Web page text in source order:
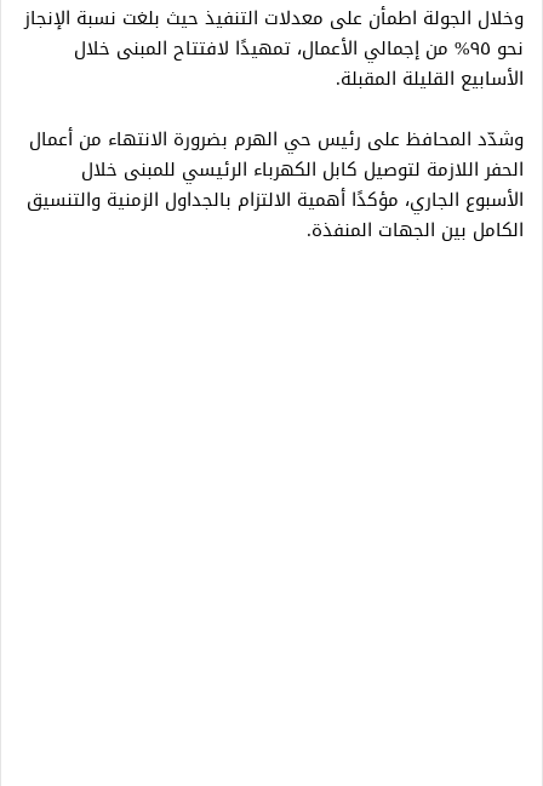
وخلال الجولة اطمأن على معدلات التنفيذ حيث بلغت نسبة الإنجاز
نحو ٩٥% من إجمالي الأعمال، تمهيدًا لافتتاح المبنى خلال
الأسابيع القليلة المقبلة.
وشدّد المحافظ على رئيس حي الهرم بضرورة الانتهاء من أعمال
الحفر اللازمة لتوصيل كابل الكهرباء الرئيسي للمبنى خلال
الأسبوع الجاري، مؤكدًا أهمية الالتزام بالجداول الزمنية والتنسيق
الكامل بين الجهات المنفذة.